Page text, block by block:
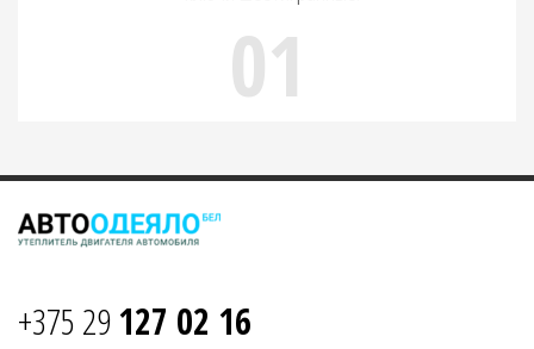
01
+375 29127 02 16